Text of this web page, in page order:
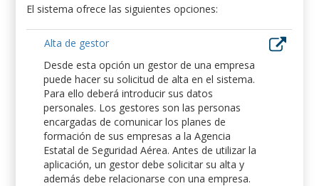
El sistema ofrece las siguientes opciones:
Alta de gestor
Desde esta opción un gestor de una empresa
puede hacer su solicitud de alta en el sistema.
Para ello deberá introducir sus datos
personales. Los gestores son las personas
encargadas de comunicar los planes de
formación de sus empresas a la Agencia
Estatal de Seguridad Aérea. Antes de utilizar la
aplicación, un gestor debe solicitar su alta y
además debe relacionarse con una empresa.